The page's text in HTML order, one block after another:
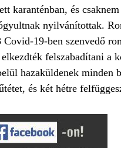
karanténban, és
nyilvánítottak.
19-ben szenvedő
felszabadítani
hazaküldenek minden
és két hétre